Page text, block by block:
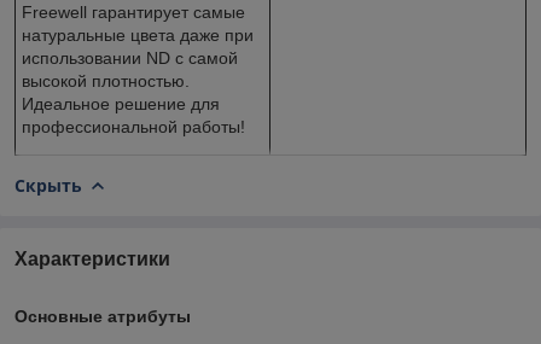
Freewell гарантирует самые
натуральные цвета даже при
использовании ND с самой
высокой плотностью.
Идеальное решение для
профессиональной работы!
Скрыть
Характеристики
Основные атрибуты